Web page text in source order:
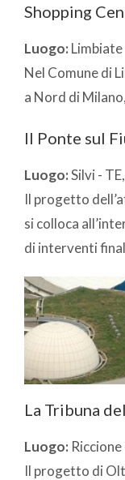
Shopping
Luogo: Limbiate
Nel Comune di
a Nord di
Il Ponte sul
Luogo:Silvi - TE,
Il progetto
si colloca
di interventi
La Tribuna
Luogo: Riccione
Il progetto di